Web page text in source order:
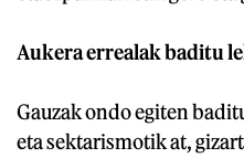
Aukera errealak baditu
Gauzak ondo egiten
eta sektarismotik at,